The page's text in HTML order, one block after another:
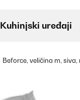
Kuhinjski uređaji
Beforce, veličina m,